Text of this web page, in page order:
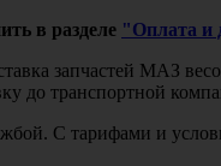
в разделе "Оплата и
запчастей
до транспортной
С тарифами и